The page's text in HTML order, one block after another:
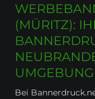
(MÜRITZ):
UMGEBUNG
Bei